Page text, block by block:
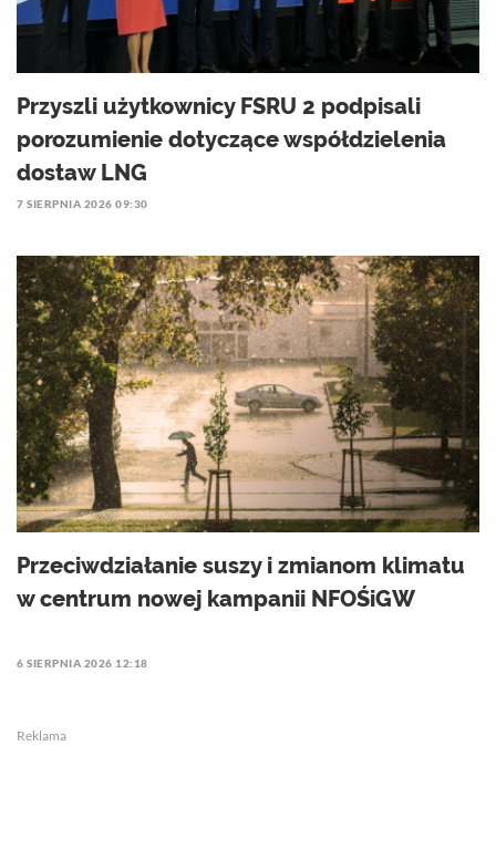
Przyszli użytkownicy FSRU 2 podpisali
porozumienie dotyczące współdzielenia
dostaw LNG
7 SIERPNIA 2026 09:30
Przeciwdziałanie suszy i zmianom klimatu
w centrum nowej kampanii NFOŚiGW
6 SIERPNIA 2026 12:18
Reklama